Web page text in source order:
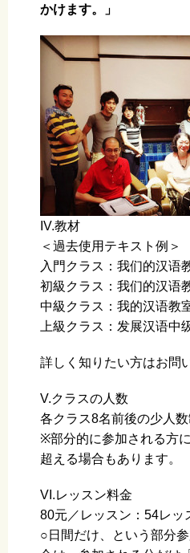
かけます。」
IV.教材
＜過去使用テキスト例＞
入門クラス：我们的汉语
初級クラス：我们的汉语
中級クラス：我的汉语教
上級クラス：发展汉语中
詳しく知りたい方はお問
V.クラスの人数
各クラス8名前後の少人数
※部分的に参加される方
超える場合もあります。
VI.レッスン料金
80元／レッスン：54レッ
○日間だけ、という部分